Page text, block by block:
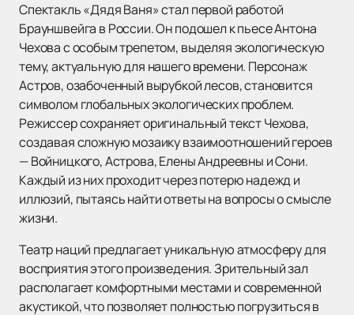
Спектакль «Дядя Ваня» стал первой работой
Брауншвейга в России. Он подошел к пьесе Антона
Чехова с особым трепетом, выделяя экологическую
тему, актуальную для нашего времени. Персонаж
Астров, озабоченный вырубкой лесов, становится
символом глобальных экологических проблем.
Режиссер сохраняет оригинальный текст Чехова,
создавая сложную мозаику взаимоотношений героев
— Войницкого, Астрова, Елены Андреевны и Сони.
Каждый из них проходит через потерю надежд и
иллюзий, пытаясь найти ответы на вопросы о смысле
жизни.
Театр наций предлагает уникальную атмосферу для
восприятия этого произведения. Зрительный зал
располагает комфортными местами и современной
акустикой, что позволяет полностью погрузиться в